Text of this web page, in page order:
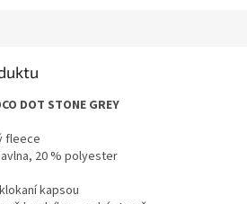
DOT STONE GREY
fleece
20 % polyester
kapsou